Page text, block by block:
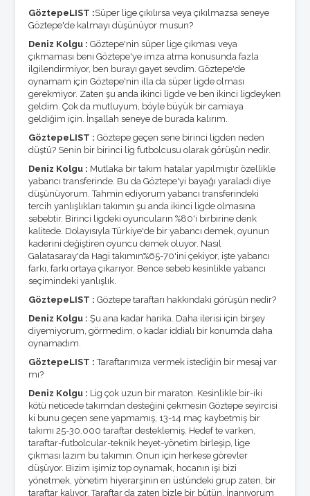
GöztepeLIST :Süper lige çıkılırsa veya çıkılmazsa seneye
Göztepe'de kalmayı düşünüyor musun?
Deniz Kolgu : Göztepe'nin süper lige çıkması veya
çıkmaması beni Göztepe'ye imza atma konusunda fazla
ilgilendirmiyor, ben burayı gayet sevdim. Göztepe'de
oynamam için Göztepe'nin illa da süper ligde olması
gerekmiyor. Zaten şu anda ikinci ligde ve ben ikinci ligdeyken
geldim. Çok da mutluyum, böyle büyük bir camiaya
geldiğim için. İnşallah seneye de burada kalırım.
GöztepeLIST : Göztepe geçen sene birinci ligden neden
düştü? Senin bir birinci lig futbolcusu olarak görüşün nedir.
Deniz Kolgu : Mutlaka bir takım hatalar yapılmıştır özellikle
yabancı transferinde. Bu da Göztepe'yi bayağı yaraladı diye
düşünüyorum. Tahmin ediyorum yabancı transferindeki
tercih yanlışlıkları takımın şu anda ikinci ligde olmasına
sebebtir. Birinci ligdeki oyuncuların %80'i birbirine denk
kalitede. Dolayısıyla Türkiye'de bir yabancı demek, oyunun
kaderini değiştiren oyuncu demek oluyor. Nasıl
Galatasaray'da Hagi takımın%65-70'ini çekiyor, işte yabancı
farkı, farkı ortaya çıkarıyor. Bence sebeb kesinlikle yabancı
seçimindeki yanlışlık.
GöztepeLIST : Göztepe taraftarı hakkındaki görüşün nedir?
Deniz Kolgu : Şu ana kadar harika. Daha ilerisi için birşey
diyemiyorum, görmedim, o kadar iddialı bir konumda daha
oynamadım.
GöztepeLIST : Taraftarımıza vermek istediğin bir mesaj var
mı?
Deniz Kolgu : Lig çok uzun bir maraton. Kesinlikle bir-iki
kötü neticede takımdan desteğini çekmesin Göztepe seyircisi
ki bunu geçen sene yapmamış, 13-14 maç kaybetmiş bir
takımı 25-30.000 taraftar desteklemiş. Hedef te varken,
taraftar-futbolcular-teknik heyet-yönetim birleşip, lige
çıkması lazım bu takımın. Onun için herkese görevler
düşüyor. Bizim işimiz top oynamak, hocanın işi bizi
yönetmek, yönetim hiyerarşinin en üstündeki grup zaten, bir
taraftar kalıyor. Taraftar da zaten bizle bir bütün. İnanıyorum